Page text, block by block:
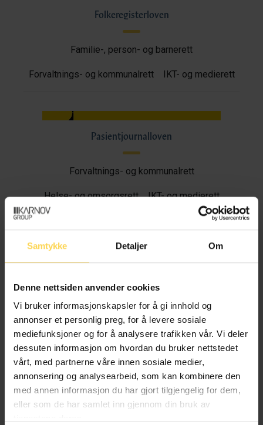
Samtykke Detaljer Om
Denne nettsiden anvender cookies
Vi bruker informasjonskapsler for å gi innhold og
annonser et personlig preg, for å levere sosiale
mediefunksjoner og for å analysere trafikken vår. Vi deler
dessuten informasjon om hvordan du bruker nettstedet
vårt, med partnerne våre innen sosiale medier,
annonsering og analysearbeid, som kan kombinere den
med annen informasjon du har gjort tilgjengelig for dem,
eller som de har samlet inn gjennom din bruk av
Folkeregisterloven
Familie-, person- og barnerett
Forvaltnings- og kommunalrett IKT- og medierett
Pasientjournalloven
Forvaltnings- og kommunalrett
Helse- og omsorgsrett IKT- og medierett
Forvaltnings- og kommunalrett
Helse- og omsorgsrett IKT- og medierett
Sivilbeskyttelsesloven